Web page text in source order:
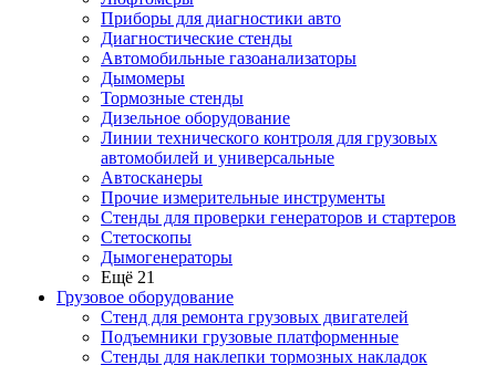
Приборы для диагностики авто
Диагностические стенды
Автомобильные газоанализаторы
Дымомеры
Тормозные стенды
Дизельное оборудование
Линии технического контроля для грузовых
автомобилей и универсальные
Автосканеры
Прочие измерительные инструменты
Стенды для проверки генераторов и стартеров
Стетоскопы
Дымогенераторы
Ещё 21
Грузовое оборудование
Стенд для ремонта грузовых двигателей
Подъемники грузовые платформенные
Стенды для наклепки тормозных накладок